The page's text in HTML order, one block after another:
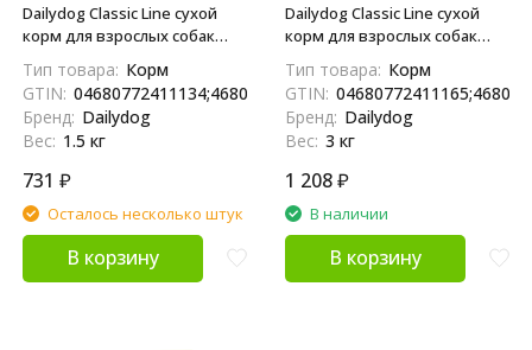
Dailydog Classic Line сухой
корм для взрослых собак
индейкой, говядиной и
рыбой - 1,5 кг
Тип товара: Корм
GTIN: 04680772411134;4680772411134
Бренд: Dailydog
Вес: 1.5 кг
731 ₽
Осталось несколько штук
В корзину
Dailydog Classic Line сухой
корм для взрослых собак
индейкой, говядиной и
рыбой - 3 кг
Тип товара: Корм
GTIN:
Бренд: Dailydog
Вес: 3 кг
1 208₽
В наличии
В корзину